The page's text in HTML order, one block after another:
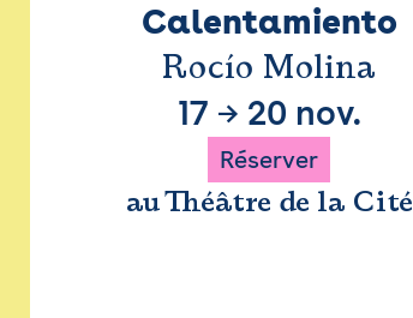
Calentamiento
Rocío Molina
17 → 20 nov.
Réserver
au Théâtre de la Cité